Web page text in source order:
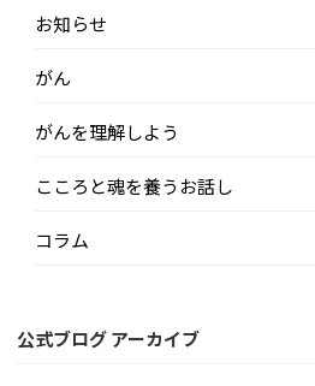
お知らせ
がん
がんを理解しよう
こころと魂を養うお話し
コラム
公式ブログ アーカイブ